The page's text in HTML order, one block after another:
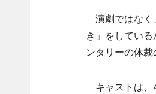
演劇ではなく
き」をしてい
ンタリーの体裁
キャストは、